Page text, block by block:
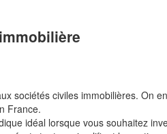
sociétés civiles immobilières. On en
France.
idéal lorsque vous souhaitez